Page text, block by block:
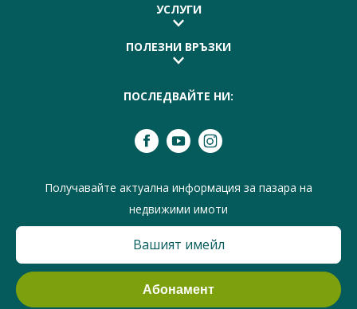
УСЛУГИ
ПОЛЕЗНИ ВРЪЗКИ
ПОСЛЕДВАЙТЕ НИ:
Получавайте актуална информация за пазара на
недвижими имоти